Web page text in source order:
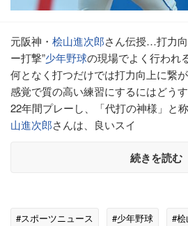
元阪神・ 桧山進次郎さん伝授…打力
ー打撃”少年野球の現場でよく行われ
何となく打つだけでは打力向上に繋
感覚で質の高い練習にするにはどう
22年間プレーし、「代打の神様」と
山進次郎さんは、良いスイ
続きを読む
#スポーツニュース #少年野球 #